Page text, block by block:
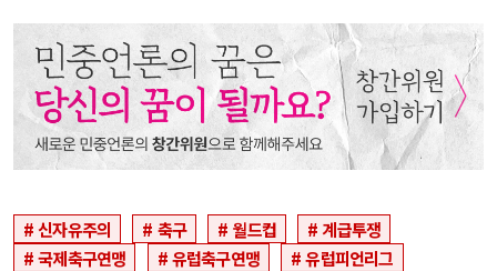
신자유주의 축구 월드컵
계급투쟁
국제축구연맹
유럽축구연맹
유럽피언리그